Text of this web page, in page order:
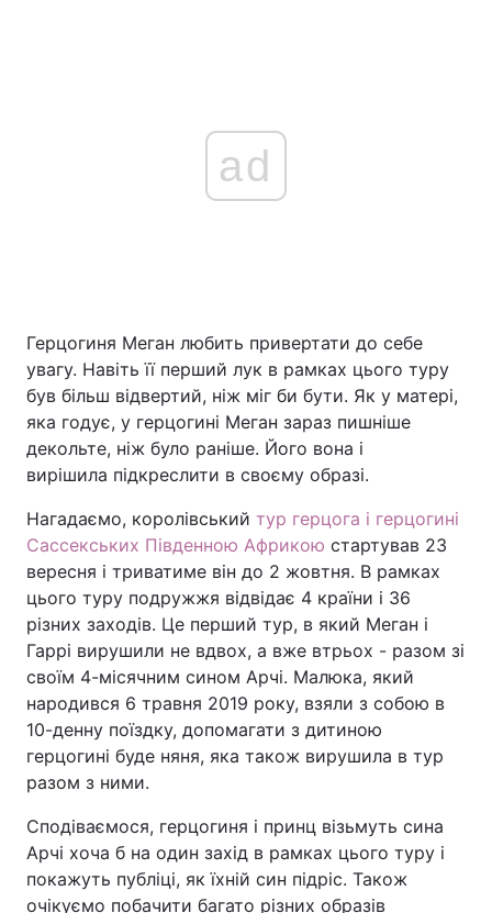
ad
Герцогиня Меган любить привертати до себе
увагу. Навіть її перший лук в рамках цього туру
був більш відвертий, ніж міг би бути. Як у матері,
яка годує, у герцогині Меган зараз пишніше
декольте, ніж було раніше. Його вона і
вирішила підкреслити в своєму образі.
Нагадаємо, королівський тур герцога і герцогині
Сассекських Південною Африкою стартував 23
вересня і триватиме він до 2 жовтня. В рамках
цього туру подружжя відвідає 4 країни і 36
різних заходів. Це перший тур, в який Меган і
Гаррі вирушили не вдвох, а вже втрьох - разом зі
своїм 4-місячним сином Арчі. Малюка, який
народився 6 травня 2019 року, взяли з собою в
10-денну поїздку, допомагати з дитиною
герцогині буде няня, яка також вирушила в тур
разом з ними.
Сподіваємося, герцогиня і принц візьмуть сина
Арчі хоча б на один захід в рамках цього туру і
покажуть публіці, як їхній син підріс. Також
очікуємо побачити багато різних образів